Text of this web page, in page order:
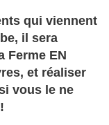
qui viennent
il sera
Ferme EN
et réaliser
vous le ne